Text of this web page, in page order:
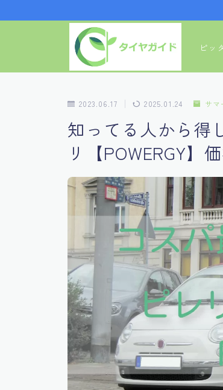
ピッ
2023.06.17 2025.01.24 サマ
知ってる人から得
リ【POWERGY】